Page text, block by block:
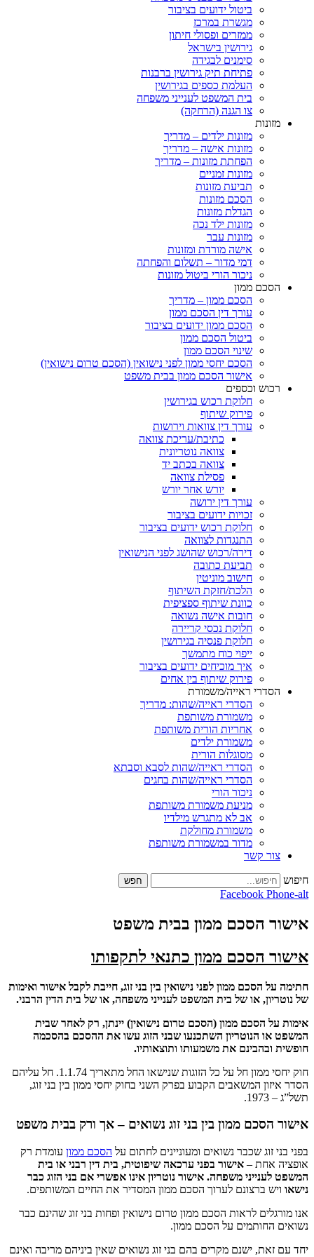
ביטול ידועים בציבור
מגשרת במרכז
ממזרים ופסולי חיתון
גירושין בישראל
סימנים לבגידה
פתיחת תיק גירושין ברבנות
העלמת כספים בגירושין
בית המשפט לענייני משפחה
צו הגנה (הרחקה)
מזונות ילדים – מדריך
מזונות אישה – מדריך
הפחתת מזונות – מדריך
מזונות זמניים
תביעת מזונות
הסכם מזונות
הגדלת מזונות
מזונות ילד נכה
מזונות עבר
אישה מורדת ומזונות
דמי מדור – תשלום והפחתה
ניכור הורי ביטול מזונות
ממון
הסכם ממון – מדריך
עורך דין הסכם ממון
הסכם ממון ידועים בציבור
ביטול הסכם ממון
שינוי הסכם ממון
הסכם יחסי ממון לפני נישואין (הסכם טרום נישואין)
אישור הסכם ממון בבית משפט
וכספים
חלוקת רכוש בגירושין
פירוק שיתוף
עורך דין צוואות וירושות
כתיבת/עריכת צוואה
צוואה נוטריונית
צוואה בכתב יד
פסילת צוואה
יורש אחר יורש
עורך דין ירושה
זכויות ידועים בציבור
חלוקת רכוש ידועים בציבור
התנגדות לצוואה
דירה/רכוש שהושג לפני הנישואין
תביעת כתובה
חישוב מוניטין
הלכת/חזקת השיתוף
כוונת שיתוף ספציפית
חובות אישה נשואה
חלוקת נכסי קריירה
חלוקת פנסיה בגירושין
ייפוי כוח מתמשך
איך מוכיחים ידועים בציבור
פירוק שיתוף בין אחים
ראייה/משמורת
הסדרי ראייה/שהות: מדריך
משמורת משותפת
אחריות הורית משותפת
משמורת ילדים
מסוגלות הורית
הסדרי ראייה/שהות לסבא וסבתא
הסדרי ראייה/שהות בחגים
ניכור הורי
מניעת משמורת משותפת
אב לא מתגרש מילדיו
משמורת מחולקת
מדור במשמורת משותפת
Facebook
הסכם ממון בבית משפט
ממון כתנאי לתקפותו
ממון לפני נישואין בין בני זוג, חייבת לקבל אישור ואימות
או של בית המשפט לענייני משפחה, או של בית הדין הרבני.
ממון (הסכם טרום נישואין) יינתן, רק לאחר שבית
השתכנעו שבני הזוג עשו את ההסכם בהסכמה
את משמעותו ותוצאותיו.
חוק יחסי ממון חל על כל הזוגות שנישאו החל מתאריך 1.1.74. חל עליהם
המשאבים הקבוע בפרק השני בחוק יחסי ממון בין בני זוג,
ממון בין בני זוג נשואים – אך ורק בבית משפט
שכבר נשואים ומעוניינים לחתום על הסכם ממון עומדת רק
–אישור בפני ערכאה שיפוטית, בית דין רבני או בית
משפחה. אישור נוטריון אינו אפשרי אם בני הזוג כבר
לערוך הסכם ממון המסדיר את החיים המשותפים.
לראות הסכם ממון טרום נישואין ופחות בני זוג שהינם כבר
על הסכם ממון.
ישנם מקרים בהם בני זוג נשואים שאין ביניהם מריבה ואינם